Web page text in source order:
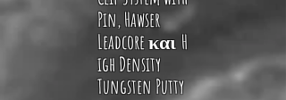
Pin,Hawser
Leadcoreκαι H
igh Density
Tungsten Putty